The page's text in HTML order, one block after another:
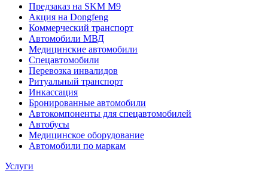
Предзаказ на SKM M9
Акция на Dongfeng
Коммерческий транспорт
Автомобили МВД
Медицинские автомобили
Спецавтомобили
Перевозка инвалидов
Ритуальный транспорт
Инкассация
Бронированные автомобили
Автокомпоненты для спецавтомобилей
Автобусы
Медицинское оборудование
Автомобили по маркам
Услуги